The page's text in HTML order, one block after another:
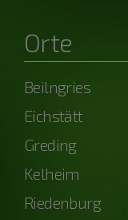
Orte
Beilngries
Eichstätt
Greding
Kelheim
Riedenburg